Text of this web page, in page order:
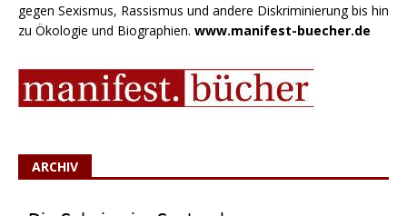
gegen Sexismus, Rassismus und andere Diskriminierung bis hin
zu Ökologie und Biographien. www.manifest-buecher.de
ARCHIV